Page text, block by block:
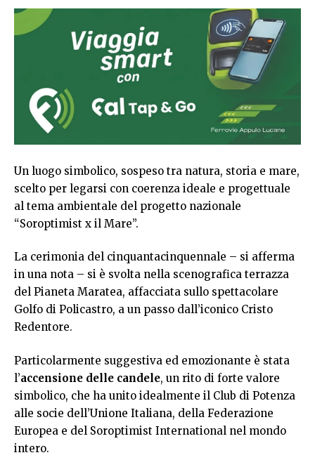
Un luogo simbolico, sospeso tra natura, storia e mare,
scelto per legarsi con coerenza ideale e progettuale
al tema ambientale del progetto nazionale
“Soroptimist x il Mare”.
La cerimonia del cinquantacinquennale – si afferma
in una nota – si è svolta nella scenografica terrazza
del Pianeta Maratea, affacciata sullo spettacolare
Golfo di Policastro, a un passo dall’iconico Cristo
Redentore.
Particolarmente suggestiva ed emozionante è stata
l’accensione delle candele, un rito di forte valore
simbolico, che ha unito idealmente il Club di Potenza
alle socie dell’Unione Italiana, della Federazione
Europea e del Soroptimist International nel mondo
intero.